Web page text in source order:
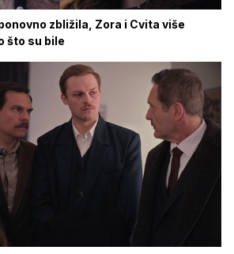
zbližila, Zora i Cvita više
što su bile